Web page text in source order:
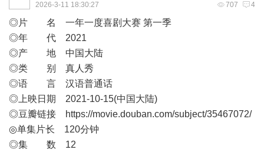
707 4
2026-3-11 18:30:27
◎片 名 一年一度喜剧大赛 第一季
◎年 代 2021
◎产 地 中国大陆
◎类 别 真人秀
◎语 言 汉语普通话
◎上映日期 2021-10-15(中国大陆)
◎豆瓣链接
https://movie.douban.com/subject/35467072/
◎单集片长 120分钟
◎集 数 12